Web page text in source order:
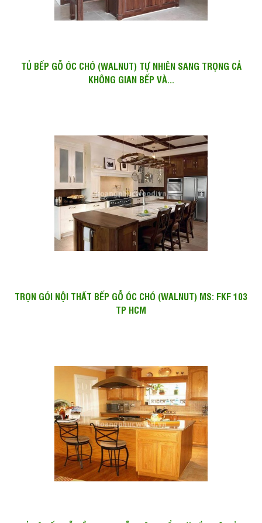
TỦ BẾP GỖ ÓC CHÓ (WALNUT) TỰ NHIÊN SANG TRỌNG CẢ
KHÔNG GIAN BẾP VÀ...
TRỌN GÓI NỘI THẤT BẾP GỖ ÓC CHÓ (WALNUT) MS: FKF 103
TP HCM